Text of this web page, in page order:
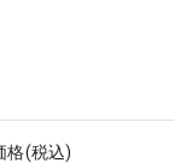
格(税込)